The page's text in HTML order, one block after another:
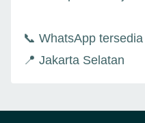
📞 WhatsApp tersedia
📍 Jakarta Selatan